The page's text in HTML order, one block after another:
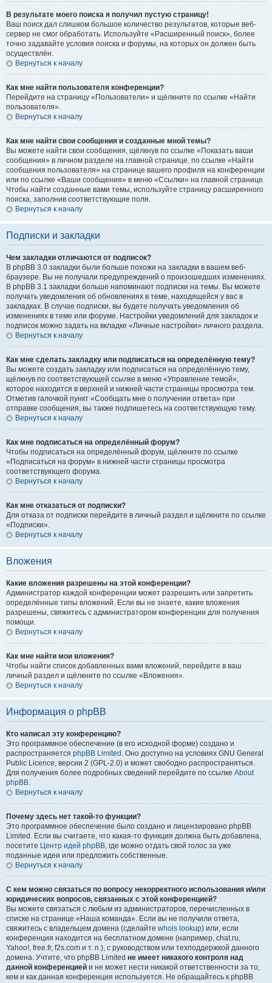
В результате моего поиска я получил пустую страницу!
Ваш поиск дал слишком большое количество результатов, которые веб-
сервер не смог обработать. Используйте «Расширенный поиск», более
точно задавайте условия поиска и форумы, на которых он должен быть
осуществлён.
Вернуться к началу
Как мне найти пользователя конференции?
Перейдите на страницу «Пользователи» и щёлкните по ссылке «Найти
пользователя».
Вернуться к началу
Как мне найти свои сообщения и созданные мной темы?
Вы можете найти свои сообщения, щёлкнув по ссылке «Показать ваши
сообщения» в личном разделе на главной странице, по ссылке «Найти
сообщения пользователя» на странице вашего профиля на конференции
или по ссылке «Ваши сообщения» в меню «Ссылки» на главной странице.
Чтобы найти созданные вами темы, используйте страницу расширенного
поиска, заполнив соответствующие поля.
Вернуться к началу
Подписки и закладки
Чем закладки отличаются от подписок?
В phpBB 3.0 закладки были больше похожи на закладки в вашем веб-
браузере. Вы не получали предупреждений о произошедших изменениях.
В phpBB 3.1 закладки больше напоминают подписки на темы. Вы можете
получать уведомления об обновлениях в теме, находящейся у вас в
закладках. В случае подписки, вы будете получать уведомления об
изменениях в теме или форуме. Настройки уведомлений для закладок и
подписок можно задать на вкладке «Личные настройки» личного раздела.
Вернуться к началу
Как мне сделать закладку или подписаться на определённую тему?
Вы можете создать закладку или подписаться на определённую тему,
щёлкнув по соответствующей ссылке в меню «Управление темой»,
которое находится в верхней и нижней части страницы просмотра тем.
Отметив галочкой пункт «Сообщать мне о получении ответа» при
отправке сообщения, вы также подпишетесь на соответствующую тему.
Вернуться к началу
Как мне подписаться на определённый форум?
Чтобы подписаться на определённый форум, щёлкните по ссылке
«Подписаться на форум» в нижней части страницы просмотра
соответствующего форума.
Вернуться к началу
Как мне отказаться от подписки?
Для отказа от подписки перейдите в личный раздел и щёлкните по ссылке
«Подписки».
Вернуться к началу
Вложения
Какие вложения разрешены на этой конференции?
Администратор каждой конференции может разрешить или запретить
определённые типы вложений. Если вы не знаете, какие вложения
разрешены, свяжитесь с администратором конференции для получения
помощи.
Вернуться к началу
Как мне найти мои вложения?
Чтобы найти список добавленных вами вложений, перейдите в ваш
личный раздел и щёлкните по ссылке «Вложения».
Вернуться к началу
Информация о phpBB
Кто написал эту конференцию?
Это программное обеспечение (в его исходной форме) создано и
распространяется phpBB Limited . Оно доступно на условиях GNU General
Public Licence, версии 2 (GPL-2.0) и может свободно распространяться.
Для получения более подробных сведений перейдите по ссылке About
phpBB.
Вернуться к началу
Почему здесь нет такой-то функции?
Это программное обеспечение было создано и лицензировано phpBB
Limited. Если вы считаете, что какая-то функция должна быть добавлена,
посетите Центр идей phpBB, где можно отдать свой голос за уже
поданные идеи или предложить собственные.
Вернуться к началу
С кем можно связаться по вопросу некорректного использования и/или
юридических вопросов, связанных с этой конференцией?
Вы можете связаться с любым из администраторов, перечисленных в
списке на странице «Наша команда». Если вы не получили ответа,
свяжитесь с владельцем домена (сделайте whois lookup) или, если
конференция находится на бесплатном домене (например, chat.ru,
Yahoo!, free.fr, f2s.com и т. п.), с руководством или техподдержкой данного
домена. Учтите, что phpBB Limited не имеет никакого контроля над
данной конференцией и не может нести никакой ответственности за то,
кем и как данная конференция используется. Не обращайтесь к phpBB